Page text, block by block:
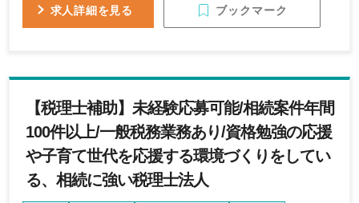
求人詳細を見る ブックマーク
【税理士補助】未経験応募可能/相続案件年間
100件以上/一般税務業務あり/資格勉強の応援
や子育て世代を応援する環境づくりをしてい
る、相続に強い税理士法人